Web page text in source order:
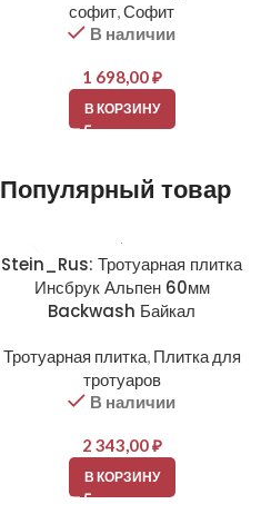
софит,Софит
В наличии
1 698,00₽
В КОРЗИНУ
Популярный товар
Stein_Rus: Тротуарная плитка
Инсбрук Альпен 60мм
Backwash Байкал
Тротуарная плитка, Плитка для
тротуаров
В наличии
2 343,00₽
В КОРЗИНУ